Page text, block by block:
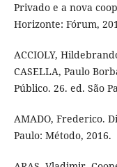
Privado e a nova
Horizonte: Fórum,
ACCIOLY,
CASELLA, Paulo
Público. 26. ed. São
AMADO, Frederico.
Paulo: Método, 2016.